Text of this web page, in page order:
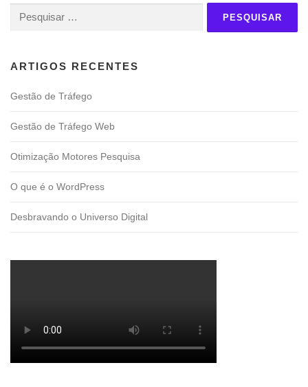
ARTIGOS RECENTES
Gestão de Tráfego
Gestão de Tráfego Web
Otimização Motores Pesquisa
O que é o WordPress
Desbravando o Universo Digital